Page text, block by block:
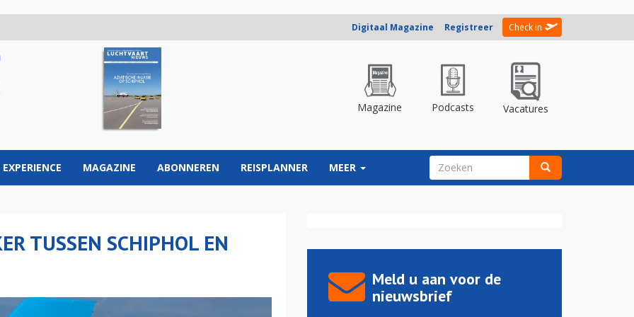
Digitaal Magazine Registreer Check in
Magazine Podcasts Vacatures
EXPERIENCE MAGAZINE ABONNEREN REISPLANNER MEER ZOEKVELD
TUSSEN SCHIPHOL EN
Meld u aan voor de
nieuwsbrief